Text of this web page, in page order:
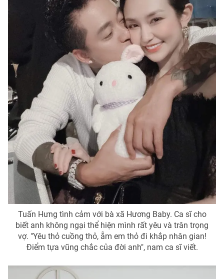
Tuấn Hưng tình cảm với bà xã Hương Baby. Ca sĩ cho
biết anh không ngại thể hiện mình rất yêu và trân trọng
vợ. "Yêu thỏ cuồng thỏ, ẵm em thỏ đi khắp nhân gian!
Điểm tựa vũng chắc của đời anh", nam ca sĩ viết.